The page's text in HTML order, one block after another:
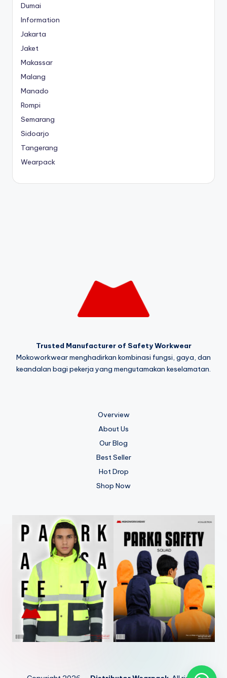
Dumai
Information
Jakarta
Jaket
Makassar
Malang
Manado
Rompi
Semarang
Sidoarjo
Tangerang
Wearpack
Trusted Manufacturer of Safety Workwear
Mokoworkwear menghadirkan kombinasi fungsi, gaya, dan
keandalan bagi pekerja yang mengutamakan keselamatan.
Overview
About Us
Our Blog
Best Seller
Hot Drop
Shop Now